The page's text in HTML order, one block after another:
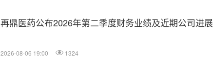
再鼎医药公布2026年第二季度财务业绩及近期公司进展
2026-08-06 19:00 1324